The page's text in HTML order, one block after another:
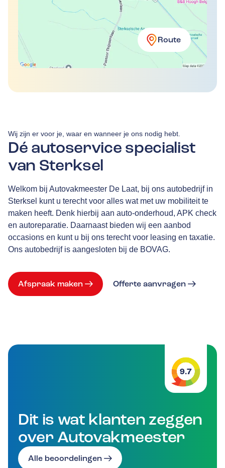
Route
Dé autoservice specialist
van Sterksel
Wij zijn er voor je, waar en wanneer je ons nodig hebt.
Welkom bij Autovakmeester De Laat, bij ons autobedrijf in
Sterksel kunt u terecht voor alles wat met uw mobiliteit te
maken heeft. Denk hierbij aan auto-onderhoud, APK check
en autoreparatie. Daarnaast bieden wij een aanbod
occasions en kunt u bij ons terecht voor leasing en taxatie.
Ons autobedrijf is aangesloten bij de BOVAG.
Afspraak maken Offerte aanvragen
9.7
Dit is wat klanten zeggen
over Autovakmeester
Alle beoordelingen